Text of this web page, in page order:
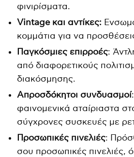
φινιρίσματα.
Vintageκαι αντίκες:
κομμάτια για να
Παγκόσμιες επιρροές:
από διαφορετικούς
διακόσμησης.
Απροσδόκητοι συνδυασμοί
φαινομενικά αταίριαστα
σύγχρονες συσκευές με
Προσωπικές πινελιές:
σου προσωπικές πινελιές,